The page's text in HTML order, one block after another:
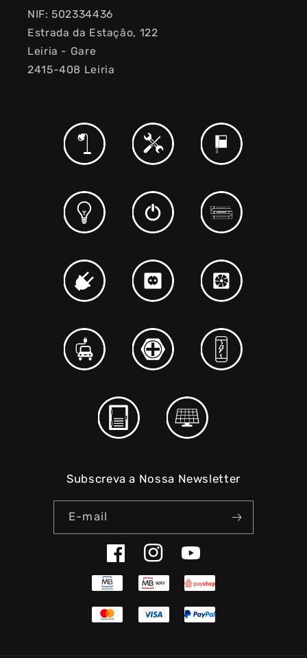
NIF: 502334436
Estrada da Estação, 122
Leiria - Gare
2415-408 Leiria
Subscreva a Nossa Newsletter
E-mail
FacebookInstagramYouTube